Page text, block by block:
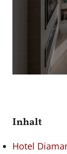
Inhalt
Hotel